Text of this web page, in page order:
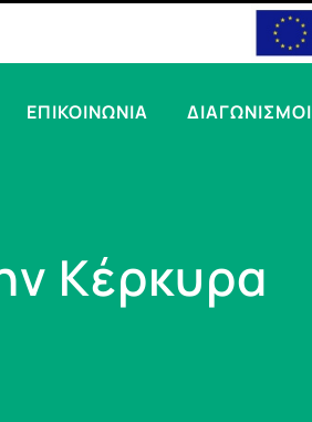
ΕΠΙΚΟΙΝΩΝΙΑ ΔΙΑΓΩΝΙΣΜΟΙ
Κέρκυρα